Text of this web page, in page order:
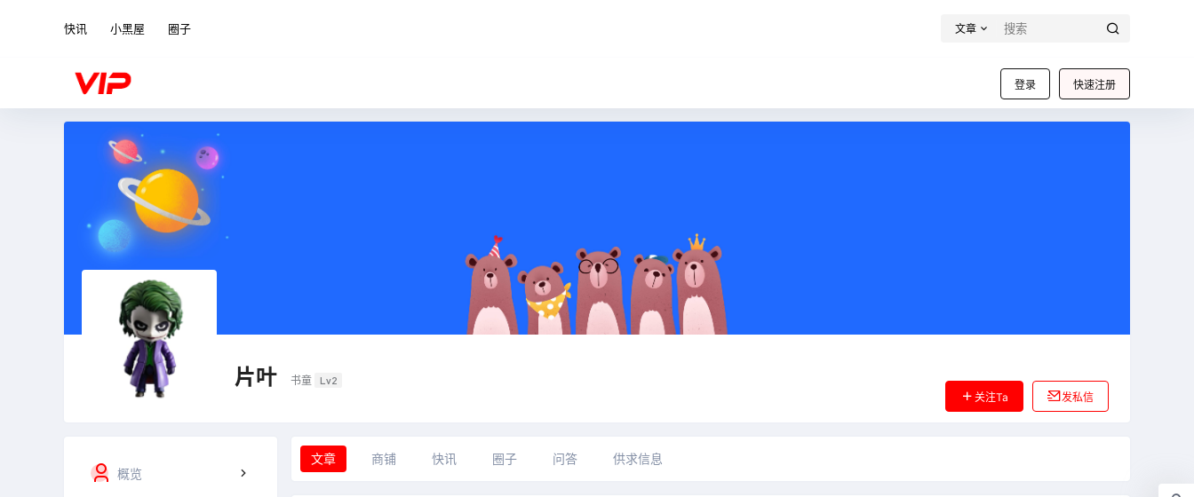
快讯 小黑屋 圈子 文章
登录 快速注册
片叶 书童 Lv2
关注Ta
发私信
概览
文章 商铺 快讯 圈子 问答 供求信息